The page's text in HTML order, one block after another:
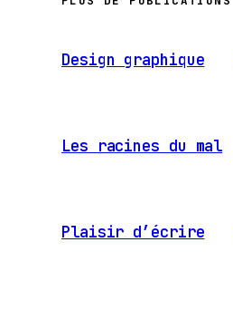
Design graphique
Les racines du mal
Plaisir d’écrire